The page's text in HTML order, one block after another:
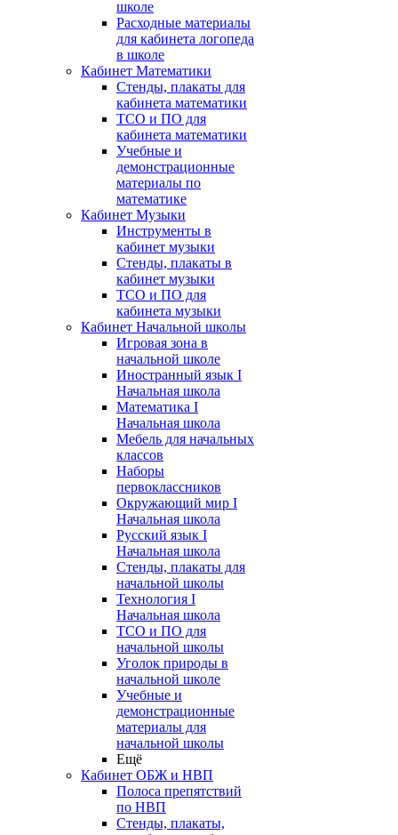
школе
Расходные материалы
для кабинета логопеда
в школе
Кабинет Математики
Стенды, плакаты для
кабинета математики
ТСО и ПО для
кабинета математики
Учебные и
демонстрационные
материалы по
математике
Кабинет Музыки
Инструменты в
кабинет музыки
Стенды, плакаты в
кабинет музыки
ТСО и ПО для
кабинета музыки
Кабинет Начальной школы
Игровая зона в
начальной школе
Иностранный язык I
Начальная школа
Математика I
Начальная школа
Мебель для начальных
классов
Наборы
первоклассников
Окружающий мир I
Начальная школа
Русский язык I
Начальная школа
Стенды, плакаты для
начальной школы
Технология I
Начальная школа
ТСО и ПО для
начальной школы
Уголок природы в
начальной школе
Учебные и
демонстрационные
материалы для
начальной школы
Ещё
Кабинет ОБЖ и НВП
Полоса препятствий
по НВП
Стенды, плакаты,